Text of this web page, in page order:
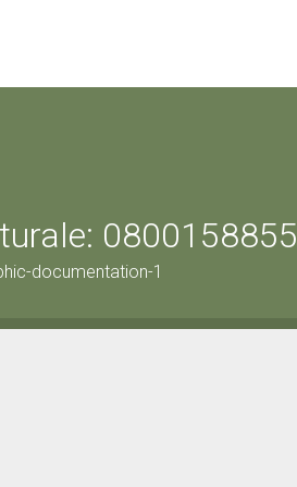
0800158855
documentation-1